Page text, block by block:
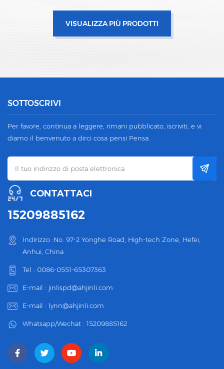
VISUALIZZA PIÙ PRODOTTI
SOTTOSCRIVI
Per favore, continua a leggere, rimani pubblicato, iscriviti, e vi
diamo il benvenuto a dirci cosa pensi Pensa.
CONTATTACI
15209885162
Indirizzo :No. 97-2 Yonghe Road, High-tech Zone, Hefei,
Anhui, China
Tel : 0086-0551-65307363
E-mail : jinlispd@ahjinli.com
E-mail : lynn@ahjinli.com
Whatsapp/Wechat : 15209885162